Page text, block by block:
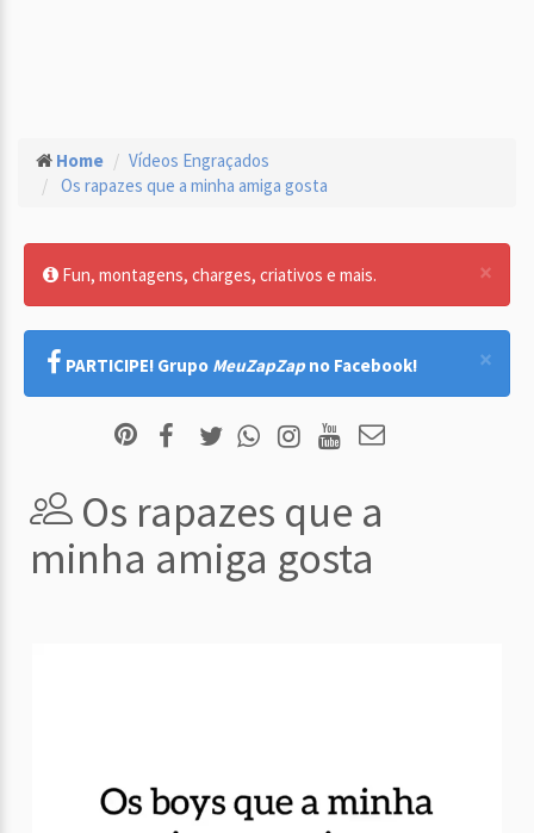
Home
Vídeos Engraçados
Os rapazes que a minha amiga gosta
×
Fun, montagens, charges, criativos e mais.
×
PARTICIPE! Grupo MeuZapZap no Facebook!
Os rapazes que a
minha amiga gosta